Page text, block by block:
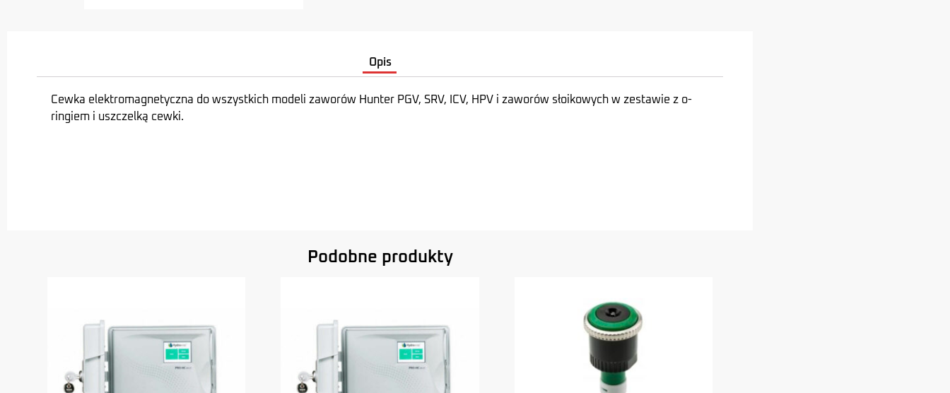
Opis
Cewka elektromagnetyczna do wszystkich modeli zaworów Hunter PGV, SRV, ICV, HPV i zaworów słoikowych w zestawie z o-
ringiem i uszczelką cewki.
Podobne produkty